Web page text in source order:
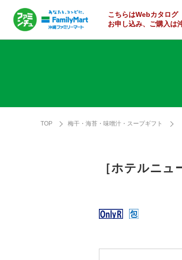
こちらはWebカタログ
お申し込み、ご購入は
TOP 梅干・海苔・味噌汁・スープギフト
［ホテルニ